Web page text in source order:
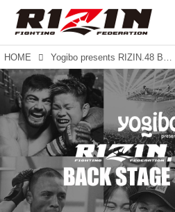
HOME Yogibo presents RIZIN.48 BACKSTAGE GALLERY